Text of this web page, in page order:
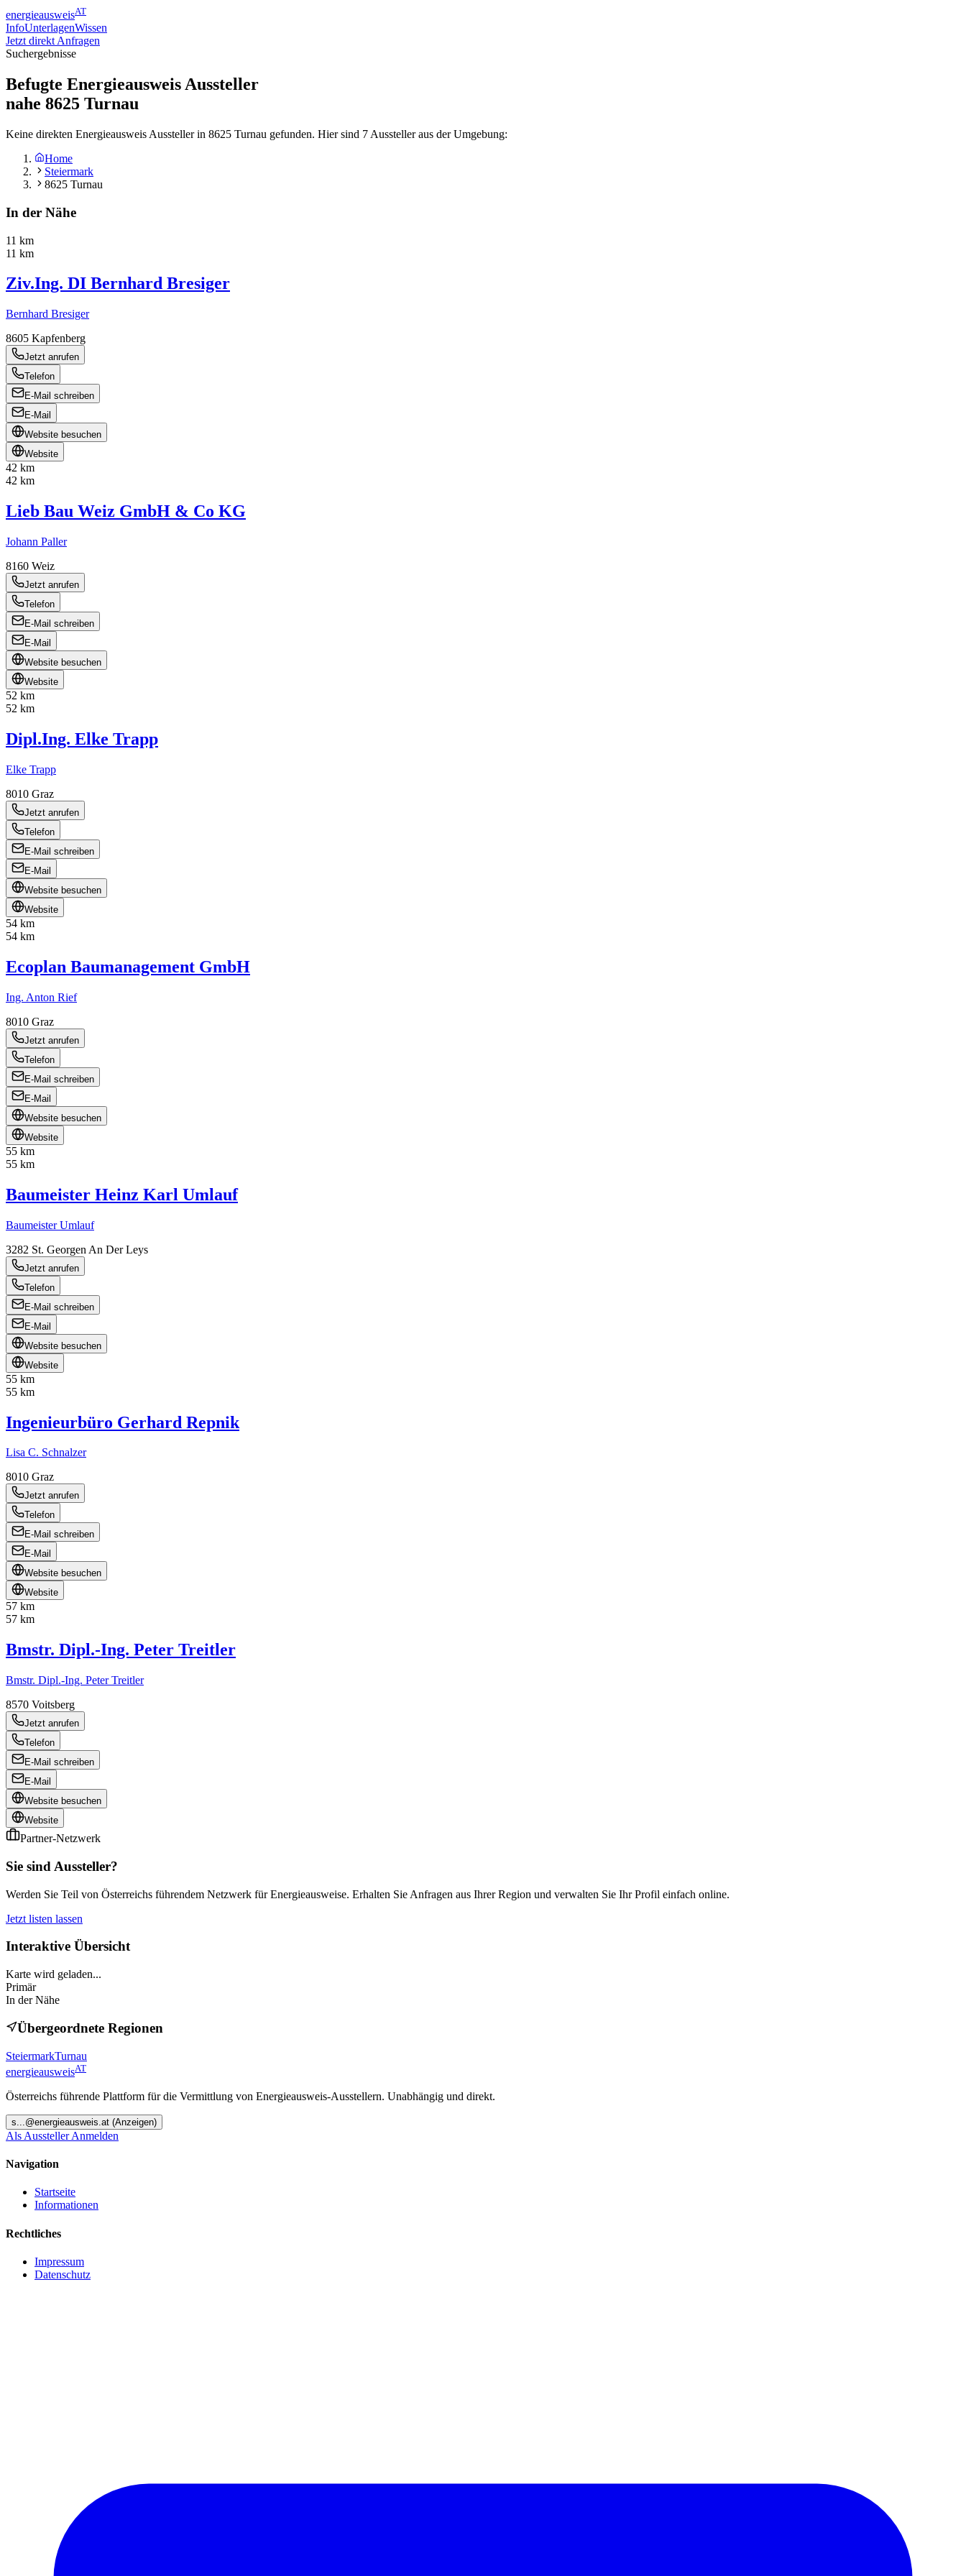
energieausweisAT
InfoUnterlagenWissen
Jetzt direkt Anfragen
Suchergebnisse
Befugte Energieausweis Aussteller
nahe 8625 Turnau
Keine direkten Energieausweis Aussteller in 8625 Turnau gefunden. Hier sind 7 Aussteller aus der Umgebung:
Home
Steiermark
8625 Turnau
In der Nähe
11 km
11 km
Ziv.Ing. DI Bernhard Bresiger
Bernhard Bresiger
8605 Kapfenberg
Jetzt anrufen
Telefon
E-Mail schreiben
E-Mail
Website besuchen
Website
42 km
42 km
Lieb Bau Weiz GmbH & Co KG
Johann Paller
8160 Weiz
Jetzt anrufen
Telefon
E-Mail schreiben
E-Mail
Website besuchen
Website
52 km
52 km
Dipl.Ing. Elke Trapp
Elke Trapp
8010 Graz
Jetzt anrufen
Telefon
E-Mail schreiben
E-Mail
Website besuchen
Website
54 km
54 km
Ecoplan Baumanagement GmbH
Ing. Anton Rief
8010 Graz
Jetzt anrufen
Telefon
E-Mail schreiben
E-Mail
Website besuchen
Website
55 km
55 km
Baumeister Heinz Karl Umlauf
Baumeister Umlauf
3282 St. Georgen An Der Leys
Jetzt anrufen
Telefon
E-Mail schreiben
E-Mail
Website besuchen
Website
55 km
55 km
Ingenieurbüro Gerhard Repnik
Lisa C. Schnalzer
8010 Graz
Jetzt anrufen
Telefon
E-Mail schreiben
E-Mail
Website besuchen
Website
57 km
57 km
Bmstr. Dipl.-Ing. Peter Treitler
Bmstr. Dipl.-Ing. Peter Treitler
8570 Voitsberg
Jetzt anrufen
Telefon
E-Mail schreiben
E-Mail
Website besuchen
Website
Partner-Netzwerk
Sie sind Aussteller?
Werden Sie Teil von Österreichs führendem Netzwerk für Energieausweise. Erhalten Sie Anfragen aus Ihrer Region und verwalten Sie Ihr Profil einfach online.
Jetzt listen lassen
Interaktive Übersicht
Karte wird geladen...
Primär
In der Nähe
Übergeordnete Regionen
SteiermarkTurnau
energieausweisAT
Österreichs führende Plattform für die Vermittlung von Energieausweis-Ausstellern. Unabhängig und direkt.
s ...@energieausweis.at (Anzeigen)
Als Aussteller Anmelden
Navigation
Startseite
Informationen
Rechtliches
Impressum
Datenschutz